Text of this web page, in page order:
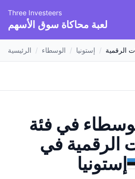
Three Investeers
لعبة محاكاة سوق الأسهم
الرئيسية / الوسطاء / إستونيا / الرقمية
في فئة
الرقمية في
إستونيا